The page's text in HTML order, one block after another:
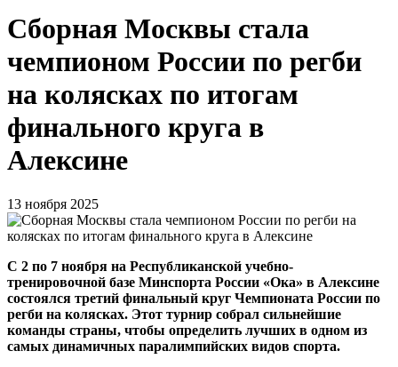
Сборная Москвы стала
чемпионом России по регби
на колясках по итогам
финального круга в
Алексине
13 ноября 2025
С 2 по 7 ноября на Республиканской учебно-
тренировочной базе Минспорта России «Ока» в Алексине
состоялся третий финальный круг Чемпионата России по
регби на колясках. Этот турнир собрал сильнейшие
команды страны, чтобы определить лучших в одном из
самых динамичных паралимпийских видов спорта.